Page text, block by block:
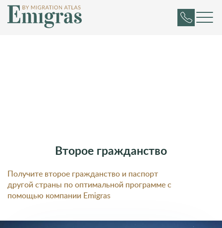
Второе гражданство
Получите второе гражданство и паспорт
другой страны по оптимальной программе с
помощью компании Emigras